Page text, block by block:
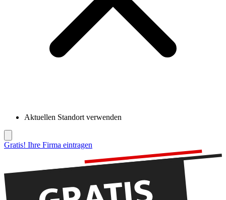
Aktuellen Standort verwenden
Gratis! Ihre Firma eintragen